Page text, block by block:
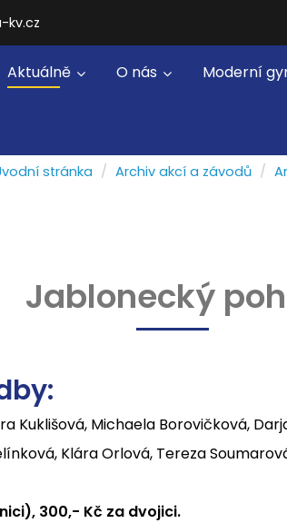
kv.cz
Aktuálně O nás Moderní
stránka Archiv akcí a závodů
Jablonecký
Kuklišová, Michaela Borovičková,
Klára Orlová, Tereza
300,- Kč za dvojici.